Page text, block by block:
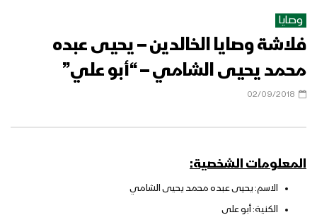
وصايا
فلاشة وصايا الخالدين – يحيى عبده
محمد يحيى الشامي – “أبو علي”
02/09/2018
المعلومات الشخصية:
الاسم: يحيى عبده محمد يحيى الشامي
الكنية: أبو علي